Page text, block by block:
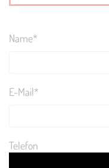
Name*
E-Mail*
Telefon